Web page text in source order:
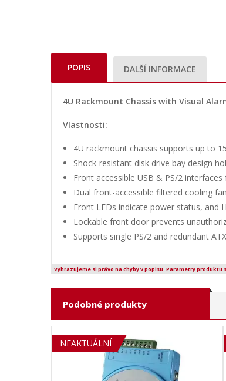
POPIS DALŠÍ INFORMACE
4U Rackmount Chassis with Visual
Vlastnosti:
4U rackmount chassis supports up to
Shock-resistant disk drive bay design
Front accessible USB & PS/2
Dual front-accessible filtered cooling
Front LEDs indicate power status, and
Lockable front door prevents
Supports single PS/2 and redundant
Vyhrazujeme si právo na chyby v popisu. Parametry
Podobné produkty
SOLD OUT
NEAKTUÁLNÍ